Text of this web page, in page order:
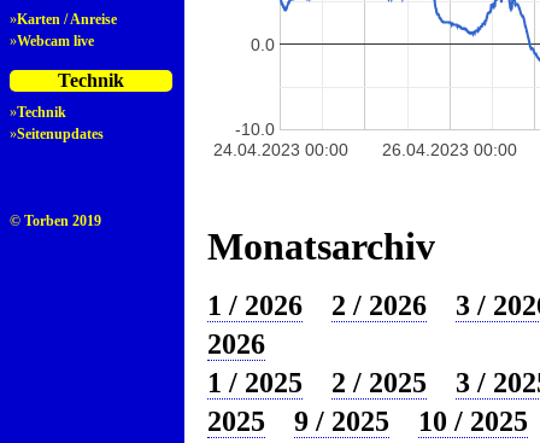
»Karten / Anreise
»Webcam live
Technik
»Technik
»Seitenupdates
© Torben 2019
24.04.2023 00:00 26.04.2023 00:00
-10.0
0.0
Monatsarchiv
1 / 2026 2 / 2026
3 /
2026
1 / 2025
2 / 2025
3 /
2025
9 / 2025
10 / 2025